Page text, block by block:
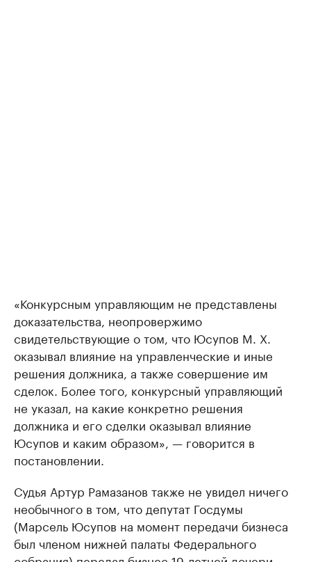
«Конкурсным управляющим не представлены
доказательства, неопровержимо
свидетельствующие о том, что Юсупов М. Х.
оказывал влияние на управленческие и иные
решения должника, а также совершение им
сделок. Более того, конкурсный управляющий
не указал, на какие конкретно решения
должника и его сделки оказывал влияние
Юсупов и каким образом», — говорится в
постановлении.
Судья Артур Рамазанов также не увидел ничего
необычного в том, что депутат Госдумы
(Марсель Юсупов на момент передачи бизнеса
был членом нижней палаты Федерального